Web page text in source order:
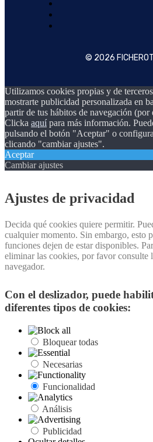
© 2026
Utilizamos cookies propias y de
mostrarte publicidad personalizada en
partir de tus hábitos de navegación (por
Clicka aquípara más información.
pulsando el botón "Aceptar" o
clicando "cambiar ajustes".
Aceptar
Cambiar ajustes
Ajustes de privacidad
Decida qué cookies quiere permitir.
cualquier momento. Sin embargo, esto
funciones dejen de estar disponibles.
eliminar las cookies, por favor consulte
navegador.
Con el deslizador, puede
diferentes tipos de cookies:
Bloquear todas
Necesarias
Funcionalidad
Análisis
Publicidad